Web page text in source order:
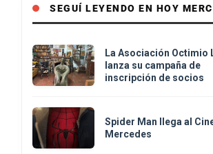
SEGUÍ LEYENDO EN HOY
La Asociación Octimio
lanza su campaña de
inscripción de socios
Spider Man llega al
Mercedes